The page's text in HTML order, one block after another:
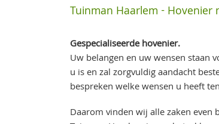
Tuinman Haarlem -
Gespecialiseerde hovenier.
Uw belangen en uw wensen staan
u is en zal zorgvuldig aandacht
bespreken welke wensen u heeft
Daarom vinden wij alle zaken even